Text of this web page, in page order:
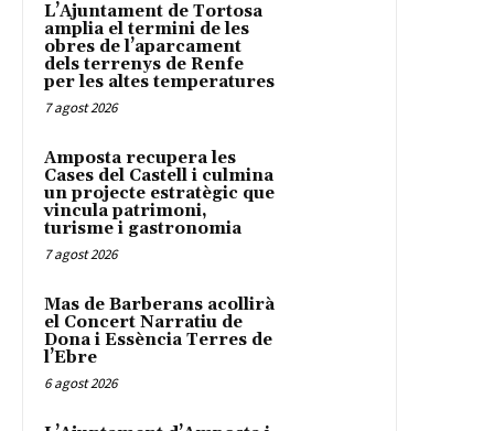
L’Ajuntament de Tortosa
amplia el termini de les
obres de l’aparcament
dels terrenys de Renfe
per les altes temperatures
7 agost 2026
Amposta recupera les
Cases del Castell i culmina
un projecte estratègic que
vincula patrimoni,
turisme i gastronomia
7 agost 2026
Mas de Barberans acollirà
el Concert Narratiu de
Dona i Essència Terres de
l’Ebre
6 agost 2026